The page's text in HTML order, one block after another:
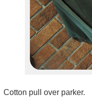
Cotton pull over parker.